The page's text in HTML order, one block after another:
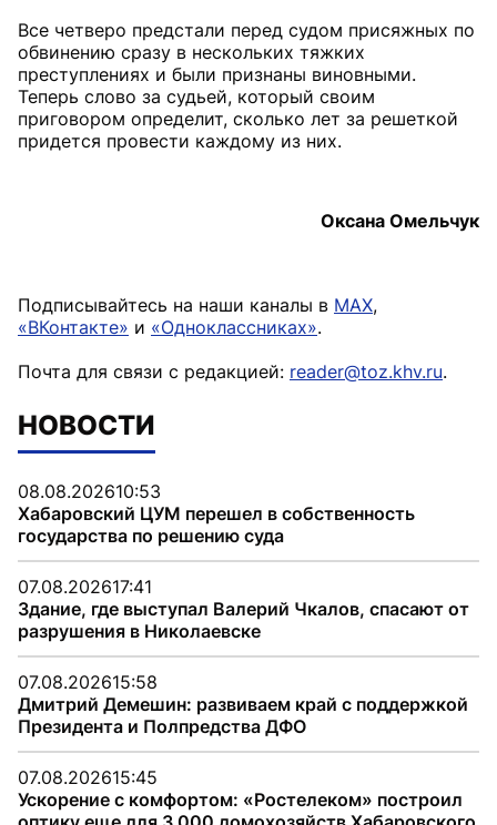
Все четверо предстали перед судом присяжных по
обвинению сразу в нескольких тяжких
преступлениях и были признаны виновными.
Теперь слово за судьей, который своим
приговором определит, сколько лет за решеткой
придется провести каждому из них.
Оксана Омельчук
Подписывайтесь на наши каналы в MAX,
«ВКонтакте» и «Одноклассниках».
Почта для связи с редакцией: reader@toz.khv.ru.
НОВОСТИ
08.08.202610:53
Хабаровский ЦУМ перешел в собственность
государства по решению суда
07.08.202617:41
Здание, где выступал Валерий Чкалов, спасают от
разрушения в Николаевске
07.08.202615:58
Дмитрий Демешин: развиваем край с поддержкой
Президента и Полпредства ДФО
07.08.202615:45
Ускорение с комфортом: «Ростелеком» построил